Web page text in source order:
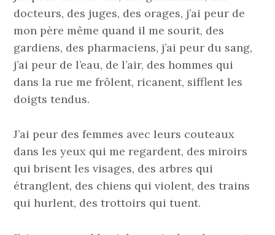
docteurs, des juges, des orages, j’ai peur de
mon père même quand il me sourit, des
gardiens, des pharmaciens, j’ai peur du sang,
j’ai peur de l’eau, de l’air, des hommes qui
dans la rue me frôlent, ricanent, sifflent les
doigts tendus.
J’ai peur des femmes avec leurs couteaux
dans les yeux qui me regardent, des miroirs
qui brisent les visages, des arbres qui
étranglent, des chiens qui violent, des trains
qui hurlent, des trottoirs qui tuent.